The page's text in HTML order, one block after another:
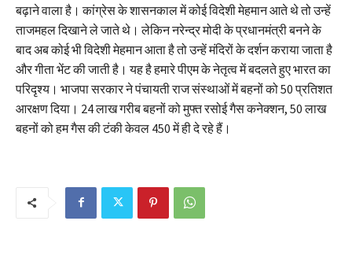
बढ़ाने वाला है। कांग्रेस के शासनकाल में कोई विदेशी मेहमान आते थे तो उन्हें
ताजमहल दिखाने ले जाते थे। लेकिन नरेन्द्र मोदी के प्रधानमंत्री बनने के
बाद अब कोई भी विदेशी मेहमान आता है तो उन्हें मंदिरों के दर्शन कराया जाता है
और गीता भेंट की जाती है। यह है हमारे पीएम के नेतृत्व में बदलते हुए भारत का
परिदृश्य। भाजपा सरकार ने पंचायती राज संस्थाओं में बहनों को 50 प्रतिशत
आरक्षण दिया। 24 लाख गरीब बहनों को मुफ्त रसोई गैस कनेक्शन, 50 लाख
बहनों को हम गैस की टंकी केवल 450 में ही दे रहे हैं।